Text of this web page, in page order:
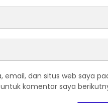
email, dan situs web saya
komentar saya